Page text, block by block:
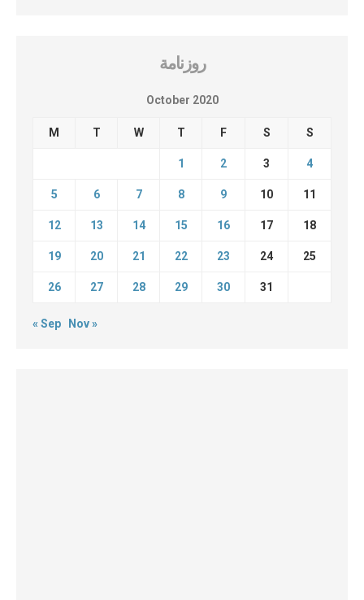
روزنامة
October 2020
M T W T F S S
1 2 3 4
5 6 7 8 9 10 11
12 13 14 15 16 17 18
19 20 21 22 23 24 25
26 27 28 29 30 31
« Sep Nov »